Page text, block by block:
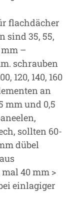
flachdächer
sind 35, 55,
mm –
schrauben
120, 140, 160
an
mm und 0,5
sollten 60-
dübel
40 mm >
einlagiger